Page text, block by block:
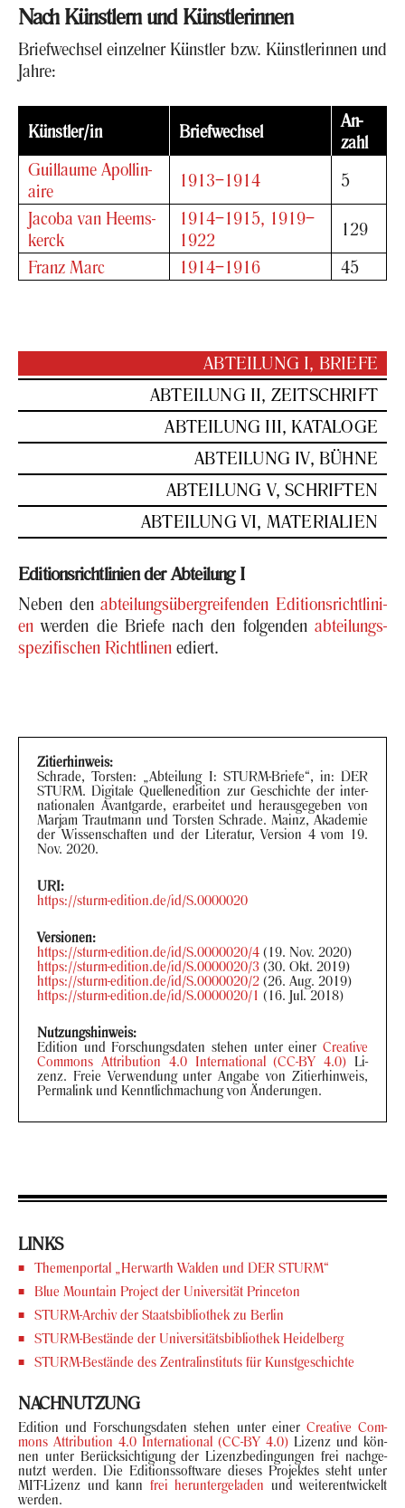
Nach Künst­lern und Künst­le­rin­nen
Brief­wech­sel ein­zel­ner Künst­ler bzw. Künst­le­rin­nen und
Jahre:
Künst­ler/in Brief­wech­sel
An­
zahl
Guil­lau­me Apol­lin­
aire
1913–1914 5
Ja­co­ba van He­ems­
kerck
1914–1915, 1919–
1922
129
Franz Marc 1914–1916 45
AB­TEI­LUNG I, BRIE­FE
AB­TEI­LUNG II, ZEIT­SCHRIFT
AB­TEI­LUNG III, KA­TA­LO­GE
AB­TEI­LUNG IV, BÜHNE
AB­TEI­LUNG V, SCHRIF­TEN
AB­TEI­LUNG VI, MA­TE­RIA­LI­EN
Edi­ti­ons­richt­li­ni­en der Ab­tei­lung I
Neben denab­tei­lungs­über­grei­fen­den Edi­ti­ons­richt­li­ni­
en wer­den die Brie­fe nach den fol­gen­den ab­tei­lungs­
spe­zi­fi­schen Richt­li­nen ediert.
Zi­tier­hin­weis:
Schra­de, Tors­ten: „Ab­tei­lung I: STURM-​Briefe“, in: DER
STURM. Di­gi­ta­le Quel­len­edi­ti­on zur Ge­schich­te der in­ter­
na­tio­na­len Avant­gar­de, er­ar­bei­tet und her­aus­ge­ge­ben von
Mar­jam Traut­mann und Tors­ten Schra­de. Mainz, Aka­de­mie
der Wis­sen­schaf­ten und der Li­te­ra­tur, Ver­si­on 4 vom 19.
Nov. 2020.
URI:
https://sturm-​edition.de/id/S.0000020
Ver­sio­nen:
https://sturm-​edition.de/id/S.0000020/4 (19. Nov. 2020)
https://sturm-​edition.de/id/S.0000020/3 (30. Okt. 2019)
https://sturm-​edition.de/id/S.0000020/2 (26. Aug. 2019)
https://sturm-​edition.de/id/S.0000020/1 (16. Jul. 2018)
Nut­zungs­hin­weis:
Edi­ti­on und For­schungs­da­ten ste­hen unter einer Crea­ti­ve
Com­mons At­tri­bu­ti­on 4.0 In­ter­na­tio­nal (CC-BY 4.0) Li­
zenz. Freie Ver­wen­dung unter An­ga­be von Zi­tier­hin­weis,
Per­ma­link und Kennt­lich­ma­chung von Än­de­run­gen.
LINKS
The­men­por­tal „Her­warth Wal­den und DER STURM“
Blue Moun­tain Pro­ject der Uni­ver­si­tät Prince­ton
STURM-​Archiv der Staats­bi­blio­thek zu Ber­lin
STURM-​Bestände der Uni­ver­si­täts­bi­blio­thek Hei­del­berg
STURM-​Bestände des Zen­tral­in­sti­tuts für Kunst­ge­schich­te
NACH­NUT­ZUNG
Edi­ti­on und For­schungs­da­ten ste­hen unter einer Crea­ti­ve Com­
mons At­tri­bu­ti­on 4.0 In­ter­na­tio­nal (CC-BY 4.0) Li­zenz und kön­
nen unter Be­rück­sich­ti­gung der Li­zenz­be­din­gun­gen frei nach­ge­
nutzt wer­den. Die Edi­ti­ons­soft­ware die­ses Pro­jek­tes steht unter
MIT-​Lizenz und kann frei her­un­ter­ge­la­den und wei­ter­ent­wi­ckelt
wer­den.